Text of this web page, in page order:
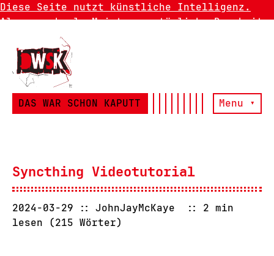
Diese Seite nutzt künstliche Intelligenz.
Also manchmal. Meistens natürliche Dummheit.
DAS WAR SCHON KAPUTT Menu ▾
Syncthing Videotutorial
2024-03-29 JohnJayMcKaye
2 min
lesen (215 Wörter)